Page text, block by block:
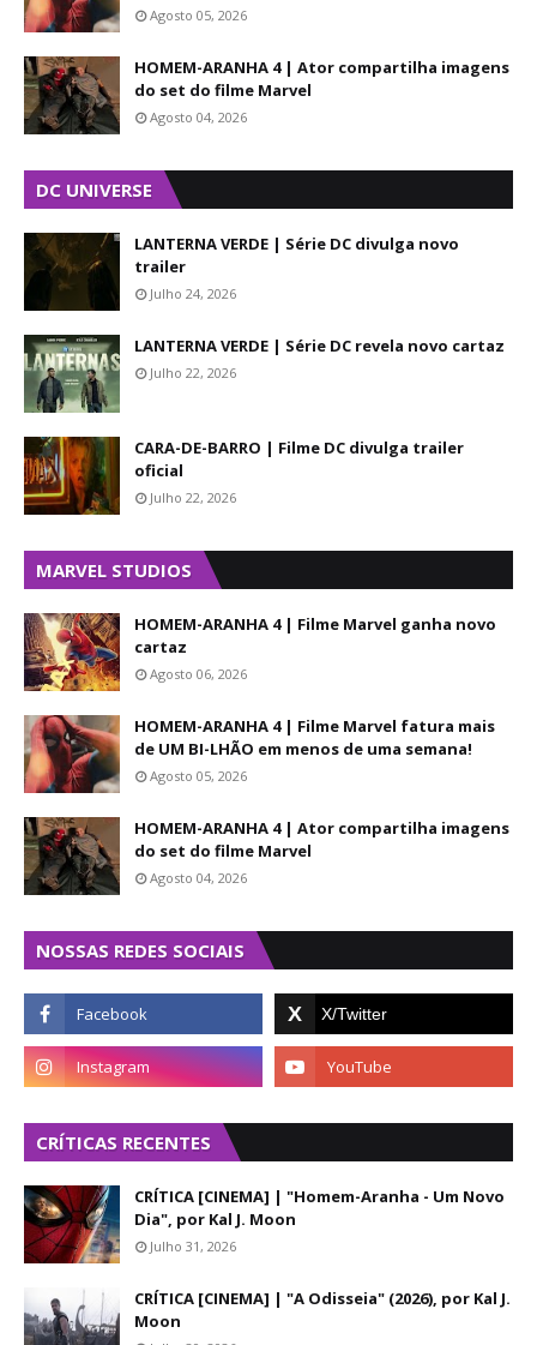
Agosto 05, 2026
HOMEM-ARANHA 4 | Ator compartilha imagens
do set do filme Marvel
Agosto 04, 2026
DC UNIVERSE
LANTERNA VERDE | Série DC divulga novo
trailer
Julho 24, 2026
LANTERNA VERDE | Série DC revela novo cartaz
Julho 22, 2026
CARA-DE-BARRO | Filme DC divulga trailer
oficial
Julho 22, 2026
MARVEL STUDIOS
HOMEM-ARANHA 4 | Filme Marvel ganha novo
cartaz
Agosto 06, 2026
HOMEM-ARANHA 4 | Filme Marvel fatura mais
de UM BI-LHÃO em menos de uma semana!
Agosto 05, 2026
HOMEM-ARANHA 4 | Ator compartilha imagens
do set do filme Marvel
Agosto 04, 2026
NOSSAS REDES SOCIAIS
CRÍTICAS RECENTES
CRÍTICA [CINEMA] | "Homem-Aranha - Um Novo
Dia", por Kal J. Moon
Julho 31, 2026
CRÍTICA [CINEMA] | "A Odisseia" (2026), por Kal J.
Moon